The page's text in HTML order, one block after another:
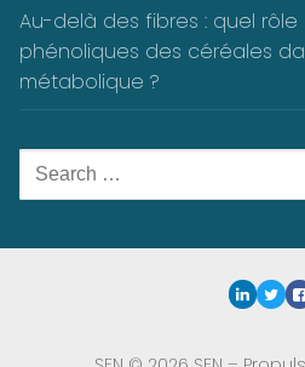
Au-delà des fibres : quel
phénoliques des céréales
métabolique ?
Rechercher
: